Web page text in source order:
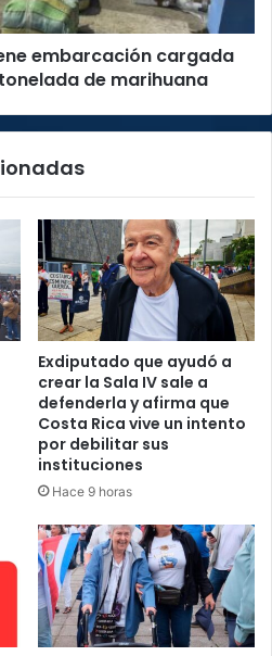
embarcación cargada
de marihuana
Exdiputado que ayudó a
crear la Sala IV sale a
defenderla y afirma que
Costa Rica vive un intento
por debilitar sus
instituciones
Hace 9 horas